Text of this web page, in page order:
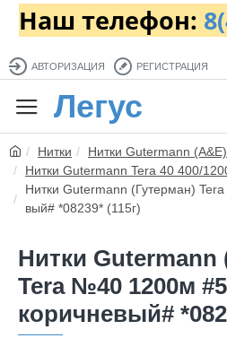
Наш телефон:
АВТОРИЗАЦИЯ РЕГИСТРАЦИЯ
Легус
Нитки Нитки Gutermann (A&E)
Нитки Gutermann Tera 40 400/
Нитки Gutermann (Гутерман)
вый# *08239* (115г)
Нитки Gutermann
Tera №40 1200м
коричневый#